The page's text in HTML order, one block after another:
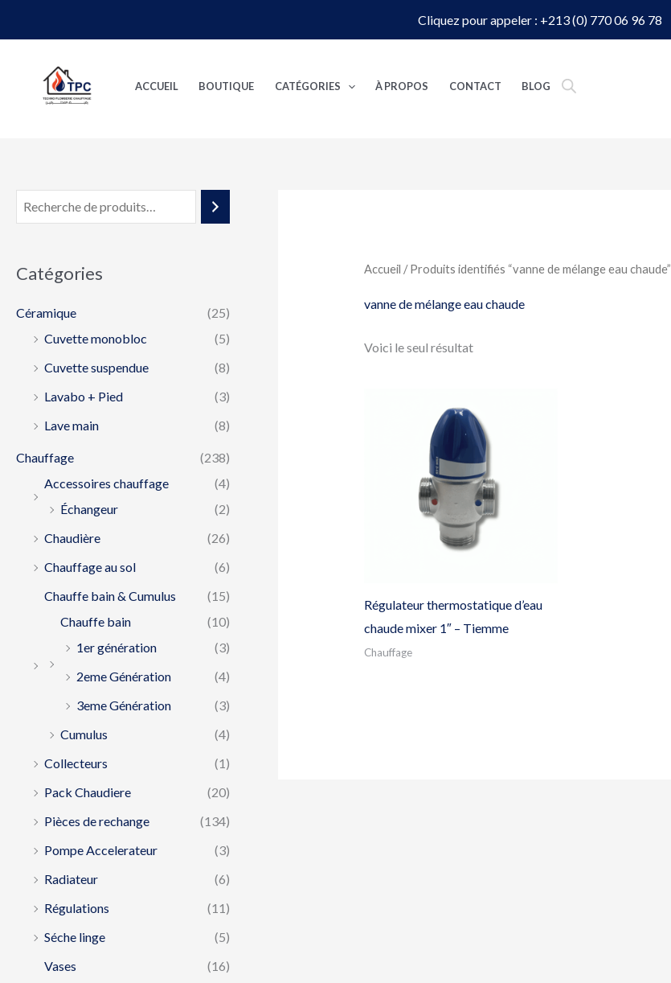
Cliquez pour appeler : +213 (0) 770 06 96 78
ACCUEIL BOUTIQUE CATÉGORIES À PROPOS CONTACT BLOG
Catégories
Céramique
(25)
Cuvette monobloc
(5)
Cuvette suspendue
(8)
Lavabo + Pied
(3)
Lave main
(8)
Chauffage
(238)
Accessoires chauffage
(4)
Échangeur
(2)
Chaudière
(26)
Chauffage au sol
(6)
Chauffe bain & Cumulus
(15)
Chauffe bain
(10)
1er génération
(3)
2eme Génération
(4)
3eme Génération
(3)
Cumulus
(4)
Collecteurs
(1)
Pack Chaudiere
(20)
Pièces de rechange
(134)
Pompe Accelerateur
(3)
Radiateur
(6)
Régulations
(11)
Séche linge
(5)
Vases
(16)
Accueil / Produits identifiés “vanne de mélange eau chaude”
vanne de mélange eau chaude
Voici le seul résultat
Régulateur thermostatique d’eau
chaude mixer 1″ – Tiemme
Chauffage